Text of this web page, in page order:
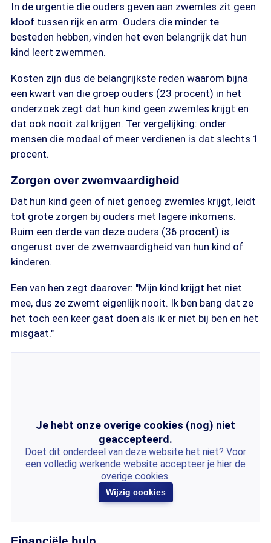
In de urgentie die ouders geven aan zwemles zit geen
kloof tussen rijk en arm. Ouders die minder te
besteden hebben, vinden het even belangrijk dat hun
kind leert zwemmen.
Kosten zijn dus de belangrijkste reden waarom bijna
een kwart van die groep ouders (23 procent) in het
onderzoek zegt dat hun kind geen zwemles krijgt en
dat ook nooit zal krijgen. Ter vergelijking: onder
mensen die modaal of meer verdienen is dat slechts 1
procent.
Zorgen over zwemvaardigheid
Dat hun kind geen of niet genoeg zwemles krijgt, leidt
tot grote zorgen bij ouders met lagere inkomens.
Ruim een derde van deze ouders (36 procent) is
ongerust over de zwemvaardigheid van hun kind of
kinderen.
Een van hen zegt daarover: "Mijn kind krijgt het niet
mee, dus ze zwemt eigenlijk nooit. Ik ben bang dat ze
het toch een keer gaat doen als ik er niet bij ben en het
misgaat."
Je hebt onze overige cookies (nog) niet
geaccepteerd.
Doet dit onderdeel van deze website het niet? Voor
een volledig werkende website accepteer je hier de
overige cookies.
Wijzig cookies